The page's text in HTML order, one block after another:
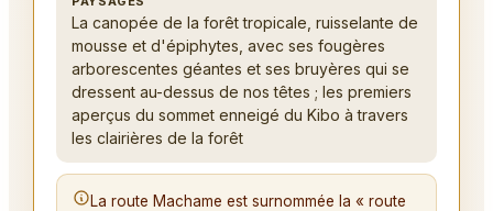
La canopée de la forêt tropicale, ruisselante de
mousse et d'épiphytes, avec ses fougères
arborescentes géantes et ses bruyères qui se
dressent au-dessus de nos têtes ; les premiers
aperçus du sommet enneigé du Kibo à travers
les clairières de la forêt
La route Machame est surnommée la « route